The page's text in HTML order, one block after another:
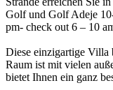
Golf und Golf Adeje
pm- check out 6 – 10
Diese einzigartige Villa
Raum ist mit vielen
bietet Ihnen ein ganz